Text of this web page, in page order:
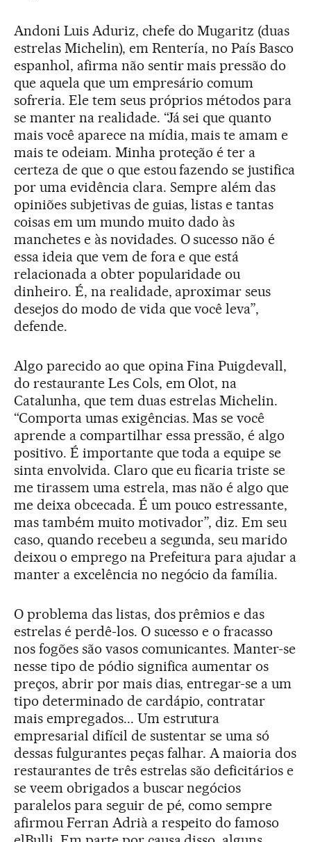
Andoni Luis Aduriz, chefe do Mugaritz (duas
estrelas Michelin), em Rentería, no País Basco
espanhol, afirma não sentir mais pressão do
que aquela que um empresário comum
sofreria. Ele tem seus próprios métodos para
se manter na realidade. “Já sei que quanto
mais você aparece na mídia, mais te amam e
mais te odeiam. Minha proteção é ter a
certeza de que o que estou fazendo se justifica
por uma evidência clara. Sempre além das
opiniões subjetivas de guias, listas e tantas
coisas em um mundo muito dado às
manchetes e às novidades. O sucesso não é
essa ideia que vem de fora e que está
relacionada a obter popularidade ou
dinheiro. É, na realidade, aproximar seus
desejos do modo de vida que você leva”,
defende.
Algo parecido ao que opina Fina Puigdevall,
do restaurante Les Cols, em Olot, na
Catalunha, que tem duas estrelas Michelin.
“Comporta umas exigências. Mas se você
aprende a compartilhar essa pressão, é algo
positivo. É importante que toda a equipe se
sinta envolvida. Claro que eu ficaria triste se
me tirassem uma estrela, mas não é algo que
me deixa obcecada. É um pouco estressante,
mas também muito motivador”, diz. Em seu
caso, quando recebeu a segunda, seu marido
deixou o emprego na Prefeitura para ajudar a
manter a excelência no negócio da família.
O problema das listas, dos prêmios e das
estrelas é perdê-los. O sucesso e o fracasso
nos fogões são vasos comunicantes. Manter-se
nesse tipo de pódio significa aumentar os
preços, abrir por mais dias, entregar-se a um
tipo determinado de cardápio, contratar
mais empregados... Um estrutura
empresarial difícil de sustentar se uma só
dessas fulgurantes peças falhar. A maioria dos
restaurantes de três estrelas são deficitários e
se veem obrigados a buscar negócios
paralelos para seguir de pé, como sempre
afirmou Ferran Adrià a respeito do famoso